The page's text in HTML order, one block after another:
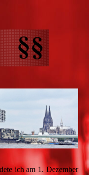
ich am 1. Dezember